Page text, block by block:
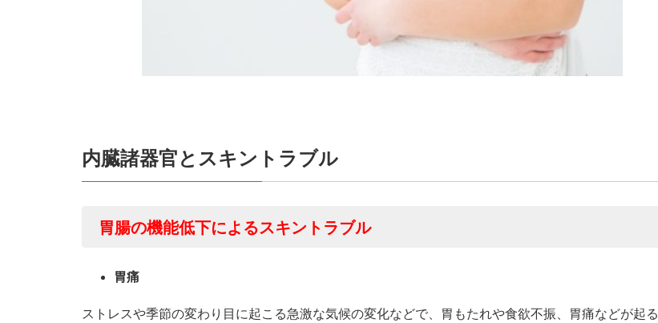
内臓諸器官とスキントラブル
胃腸の機能低下によるスキントラブル
胃痛
ストレスや季節の変わり目に起こる急激な気候の変化などで、胃もたれや食欲不振、胃痛などが起る